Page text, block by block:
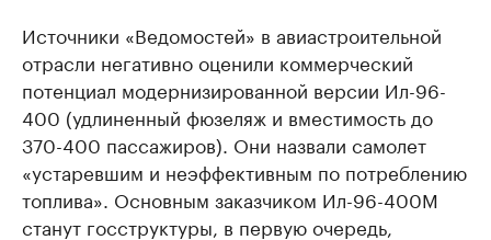
Источники «Ведомостей» в авиастроительной
отрасли негативно оценили коммерческий
потенциал модернизированной версии Ил-96-
400 (удлиненный фюзеляж и вместимость до
370-400 пассажиров). Они назвали самолет
«устаревшим и неэффективным по потреблению
топлива». Основным заказчиком Ил-96-400М
станут госструктуры, в первую очередь,